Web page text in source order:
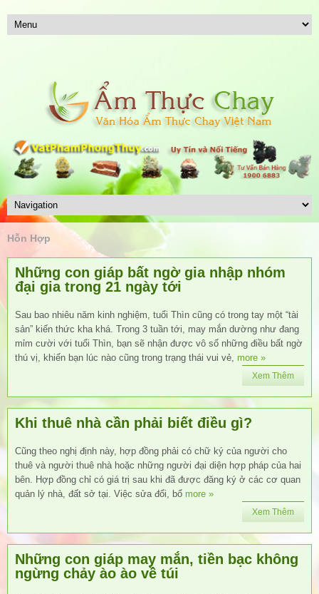
Hỗn Hợp
Những con giáp bất ngờ gia nhập nhóm
đại gia trong 21 ngày tới
Sau bao nhiêu năm kinh nghiệm, tuổi Thìn cũng có trong tay một “tài
sản” kiến thức kha khá. Trong 3 tuần tới, may mắn dường như đang
mỉm cười với tuổi Thìn, bạn sẽ nhận được vô số những điều bất ngờ
thú vị, khiến bạn lúc nào cũng trong trạng thái vui vẻ, more »
Xem Thêm
Khi thuê nhà cần phải biết điều gì?
Cũng theo nghị định này, hợp đồng phải có chữ ký của người cho
thuê và người thuê nhà hoặc những người đại diện hợp pháp của hai
bên. Hợp đồng chỉ có giá trị sau khi đã được đăng ký ở các cơ quan
quản lý nhà, đất sở tại. Việc sửa đổi, bổ more »
Xem Thêm
Những con giáp may mắn, tiền bạc không
ngừng chảy ào ào về túi